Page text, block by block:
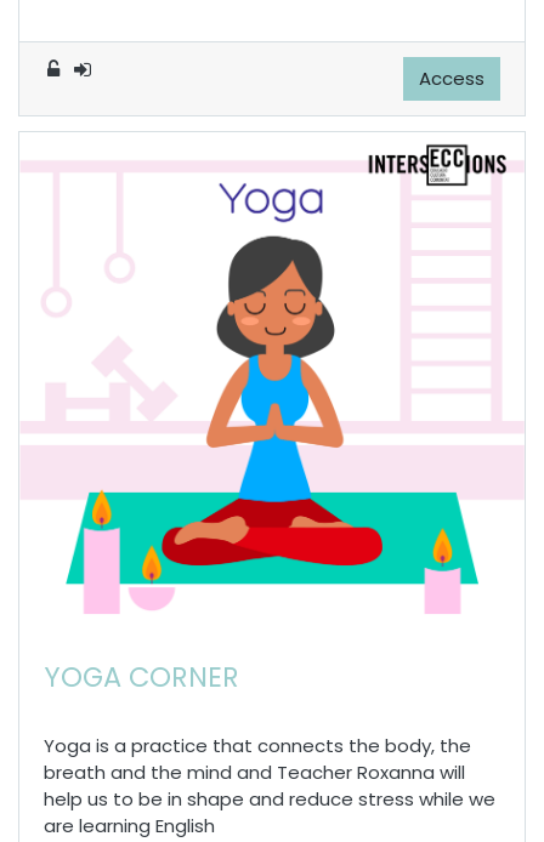
Access
YOGA CORNER
Yoga is a practice that connects the body, the
breath and the mind and Teacher Roxanna will
help us to be in shape and reduce stress while we
are learning English